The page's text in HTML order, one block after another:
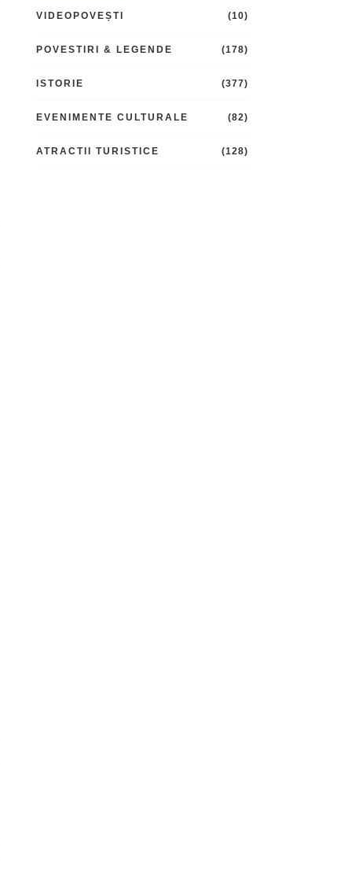
VIDEOPOVEȘTI (10)
POVESTIRI & LEGENDE (178)
ISTORIE (377)
EVENIMENTE CULTURALE (82)
ATRACTII TURISTICE (128)